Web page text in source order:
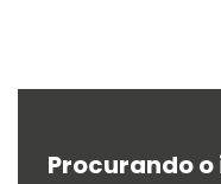
Procurando